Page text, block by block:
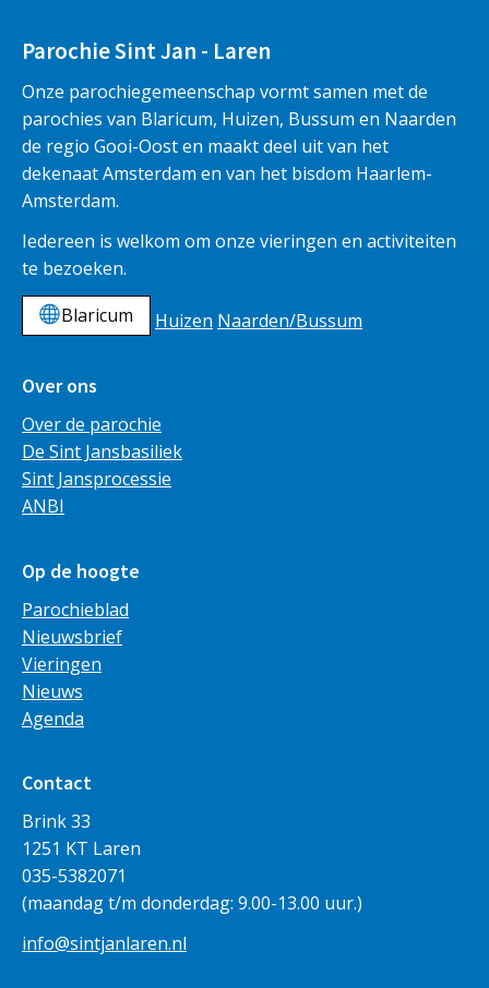
Parochie Sint Jan - Laren
Onze parochiegemeenschap vormt samen met de
parochies van Blaricum, Huizen, Bussum en Naarden
de regio Gooi-Oost en maakt deel uit van het
dekenaat Amsterdam en van het bisdom Haarlem-
Amsterdam.
Iedereen is welkom om onze vieringen en activiteiten
te bezoeken.
Blaricum
Huizen Naarden/Bussum
Over ons
Over de parochie
De Sint Jansbasiliek
Sint Jansprocessie
ANBI
Op de hoogte
Parochieblad
Nieuwsbrief
Vieringen
Nieuws
Agenda
Contact
Brink 33
1251 KT Laren
035-5382071
(maandag t/m donderdag: 9.00-13.00 uur.)
info@sintjanlaren.nl